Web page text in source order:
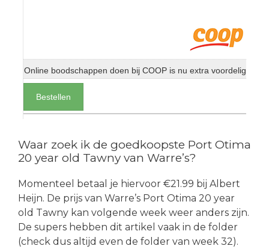
Online boodschappen doen bij COOP is nu extra voordelig
Bestellen
Waar zoek ik de goedkoopste Port Otima
20 year old Tawny van Warre’s?
Momenteel betaal je hiervoor €21.99 bij Albert
Heijn. De prijs van Warre’s Port Otima 20 year
old Tawny kan volgende week weer anders zijn.
De supers hebben dit artikel vaak in de folder
(check dus altijd even de folder van week 32).